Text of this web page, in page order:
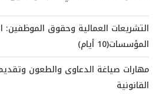
التشريعات العمالية وحقوق الموظفين:
المؤسسات(10 أيام)
مهارات صياغة الدعاوى والطعون
القانونية